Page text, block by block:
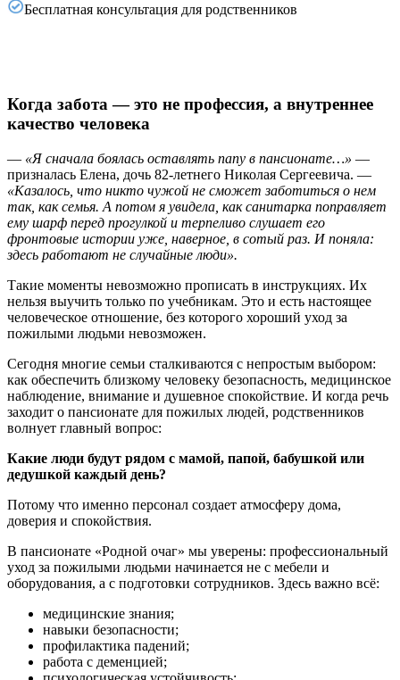
Бесплатная консультация для родственников
Когда забота — это не профессия, а внутреннее
качество человека
— «Я сначала боялась оставлять папу в пансионате…» —
призналась Елена, дочь 82-летнего Николая Сергеевича. —
«Казалось, что никто чужой не сможет заботиться о нем
так, как семья. А потом я увидела, как санитарка поправляет
ему шарф перед прогулкой и терпеливо слушает его
фронтовые истории уже, наверное, в сотый раз. И поняла:
здесь работают не случайные люди».
Такие моменты невозможно прописать в инструкциях. Их
нельзя выучить только по учебникам. Это и есть настоящее
человеческое отношение, без которого хороший уход за
пожилыми людьми невозможен.
Сегодня многие семьи сталкиваются с непростым выбором:
как обеспечить близкому человеку безопасность, медицинское
наблюдение, внимание и душевное спокойствие. И когда речь
заходит о пансионате для пожилых людей, родственников
волнует главный вопрос:
Какие люди будут рядом с мамой, папой, бабушкой или
дедушкой каждый день?
Потому что именно персонал создает атмосферу дома,
доверия и спокойствия.
В пансионате «Родной очаг» мы уверены: профессиональный
уход за пожилыми людьми начинается не с мебели и
оборудования, а с подготовки сотрудников. Здесь важно всё:
медицинские знания;
навыки безопасности;
профилактика падений;
работа с деменцией;